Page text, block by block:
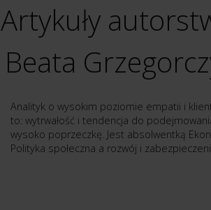
Artykuły
Beata
Analityk o wysokim poziomie empatii i
to: wytrwałość i tendencja do
wysoko poprzeczkę. Jest absolwentką
Polityka społeczna a rozwój i